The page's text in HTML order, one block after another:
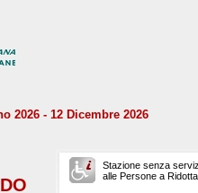
2026 - 12 Dicembre 2026
Stazione senza
alle Persone a